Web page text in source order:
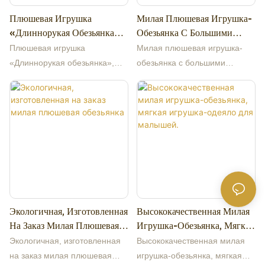
надежным деловым
партнером среди многих
торговых компаний. Если у
вас есть какие-либо вопросы,
мы будем рады ответить.
Плюшевая Игрушка
«Длиннорукая Обезьянка»,
Милая Обезьянка-Банан,
Подвесная Обезьянка,
Плюшевая игрушка
«Длиннорукая обезьянка»,
подвесная обезьянка,
плюшевая кукла для штор.
Милая Плюшевая Игрушка-
Обезьянка С Большими
Глазами И Длинным
Хвостом.
Милая плюшевая игрушка-
обезьянка с большими
Экологичная, Изготовленная
На Заказ Милая Плюшевая
Обезьянка
Экологичная, изготовленная
на заказ милая плюшевая
Высококачественная Милая
Игрушка-Обезьянка, Мягкая
Игрушка-Одеяло Для
Малышей.
Высококачественная милая
игрушка-обезьянка, мягкая